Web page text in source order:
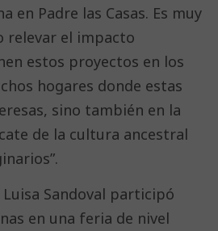
en Padre las Casas. Es muy
relevar el impacto
estos proyectos en los
hogares donde estas
sino también en la
de la cultura ancestral
Luisa Sandoval participó
en una feria de nivel